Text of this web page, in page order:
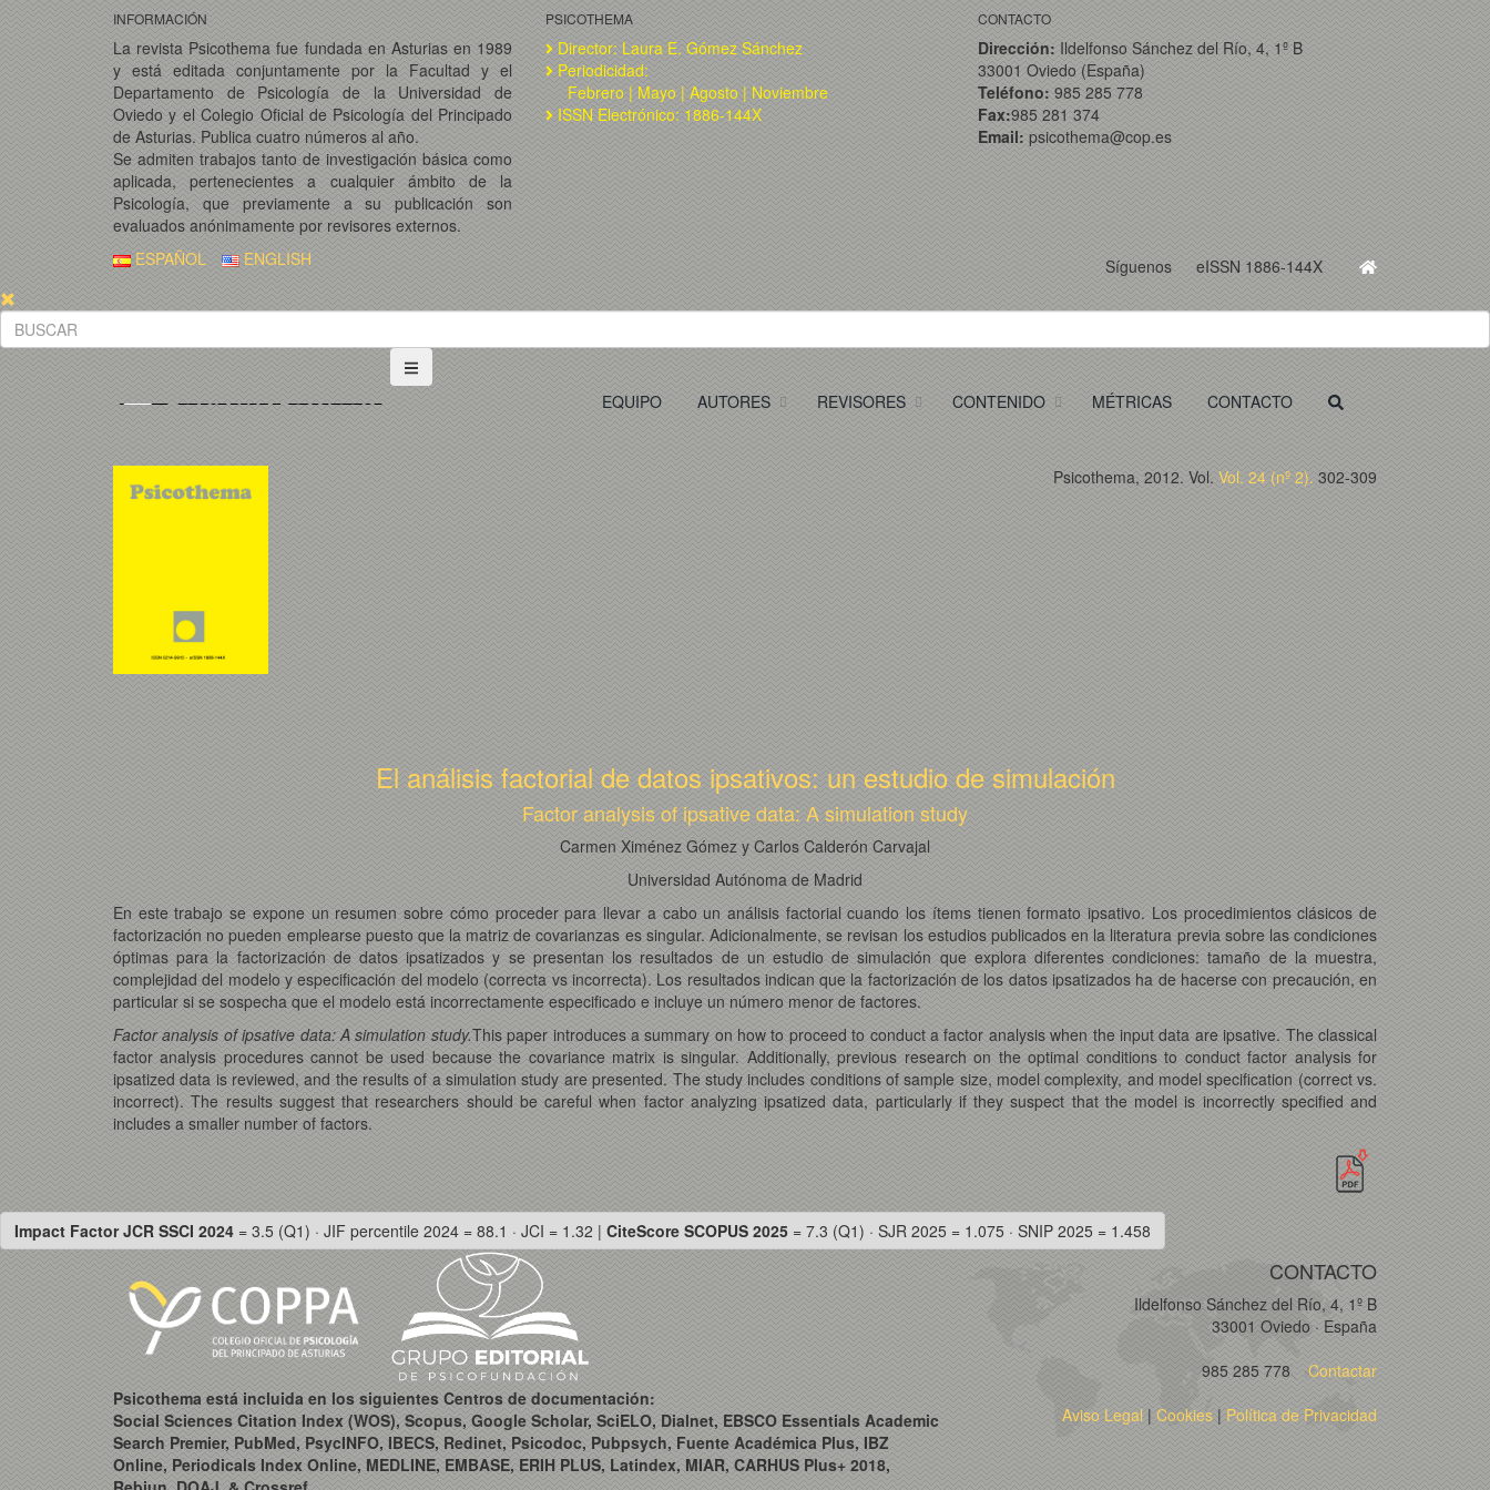
INFORMACIÓN
La revista Psicothema fue fundada en Asturias en 1989
y está editada conjuntamente por la Facultad y el
Departamento de Psicología de la Universidad de
Oviedo y el Colegio Oficial de Psicología del Principado
de Asturias. Publica cuatro números al año.
Se admiten trabajos tanto de investigación básica como
aplicada, pertenecientes a cualquier ámbito de la
Psicología, que previamente a su publicación son
evaluados anónimamente por revisores externos.
PSICOTHEMA
Director: Laura E. Gómez Sánchez
Periodicidad:
Febrero | Mayo | Agosto | Noviembre
ISSN Electrónico: 1886-144X
CONTACTO
Dirección: Ildelfonso Sánchez del Río, 4, 1º B
33001 Oviedo (España)
Teléfono: 985 285 778
Fax:985 281 374
Email: psicothema@cop.es
Síguenos eISSN 1886-144X
ESPAÑOL ENGLISH
EQUIPO AUTORES REVISORES CONTENIDO MÉTRICAS CONTACTO
Psicothema, 2012. Vol. Vol. 24 (nº 2). 302-309
El análisis factorial de datos ipsativos: un estudio de simulación
Factor analysis of ipsative data: A simulation study
Carmen Ximénez Gómez y Carlos Calderón Carvajal
Universidad Autónoma de Madrid
En este trabajo se expone un resumen sobre cómo proceder para llevar a cabo un análisis factorial cuando los ítems tienen formato ipsativo. Los procedimientos clásicos de
factorización no pueden emplearse puesto que la matriz de covarianzas es singular. Adicionalmente, se revisan los estudios publicados en la literatura previa sobre las condiciones
óptimas para la factorización de datos ipsatizados y se presentan los resultados de un estudio de simulación que explora diferentes condiciones: tamaño de la muestra,
complejidad del modelo y especificación del modelo (correcta vs incorrecta). Los resultados indican que la factorización de los datos ipsatizados ha de hacerse con precaución, en
particular si se sospecha que el modelo está incorrectamente especificado e incluye un número menor de factores.
Factor analysis of ipsative data: A simulation study.This paper introduces a summary on how to proceed to conduct a factor analysis when the input data are ipsative. The classical
factor analysis procedures cannot be used because the covariance matrix is singular. Additionally, previous research on the optimal conditions to conduct factor analysis for
ipsatized data is reviewed, and the results of a simulation study are presented. The study includes conditions of sample size, model complexity, and model specification (correct vs.
incorrect). The results suggest that researchers should be careful when factor analyzing ipsatized data, particularly if they suspect that the model is incorrectly specified and
includes a smaller number of factors.
Impact Factor JCR SSCI 2024 = 3.5 (Q1) · JIF percentile 2024 = 88.1 · JCI = 1.32 | CiteScore SCOPUS 2025 = 7.3 (Q1) · SJR 2025 = 1.075 · SNIP 2025 = 1.458
Psicothema está incluida en los siguientes Centros de documentación:
Social Sciences Citation Index (WOS), Scopus, Google Scholar, SciELO, Dialnet, EBSCO Essentials Academic
Search Premier, PubMed, PsycINFO, IBECS, Redinet, Psicodoc, Pubpsych, Fuente Académica Plus, IBZ
Online, Periodicals Index Online, MEDLINE, EMBASE, ERIH PLUS, Latindex, MIAR, CARHUS Plus+ 2018,
CONTACTO
Ildelfonso Sánchez del Río, 4, 1º B
33001 Oviedo · España
985 285 778 Contactar
Aviso Legal | Cookies | Política de Privacidad